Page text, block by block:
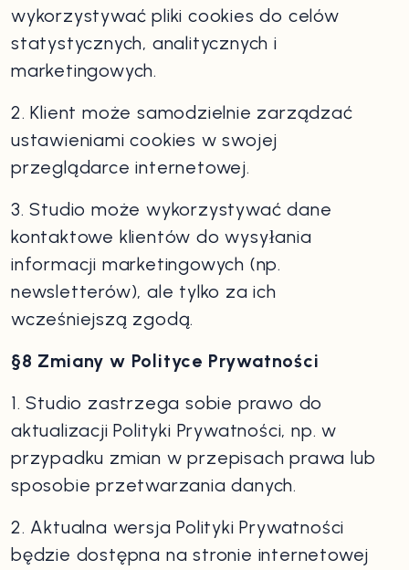
wykorzystywać pliki cookies do celów
statystycznych, analitycznych i
marketingowych.
2. Klient może samodzielnie zarządzać
ustawieniami cookies w swojej
przeglądarce internetowej.
3. Studio może wykorzystywać dane
kontaktowe klientów do wysyłania
informacji marketingowych (np.
newsletterów), ale tylko za ich
wcześniejszą zgodą.
§8 Zmiany w Polityce Prywatności
1. Studio zastrzega sobie prawo do
aktualizacji Polityki Prywatności, np. w
przypadku zmian w przepisach prawa lub
sposobie przetwarzania danych.
2. Aktualna wersja Polityki Prywatności
będzie dostępna na stronie internetowej